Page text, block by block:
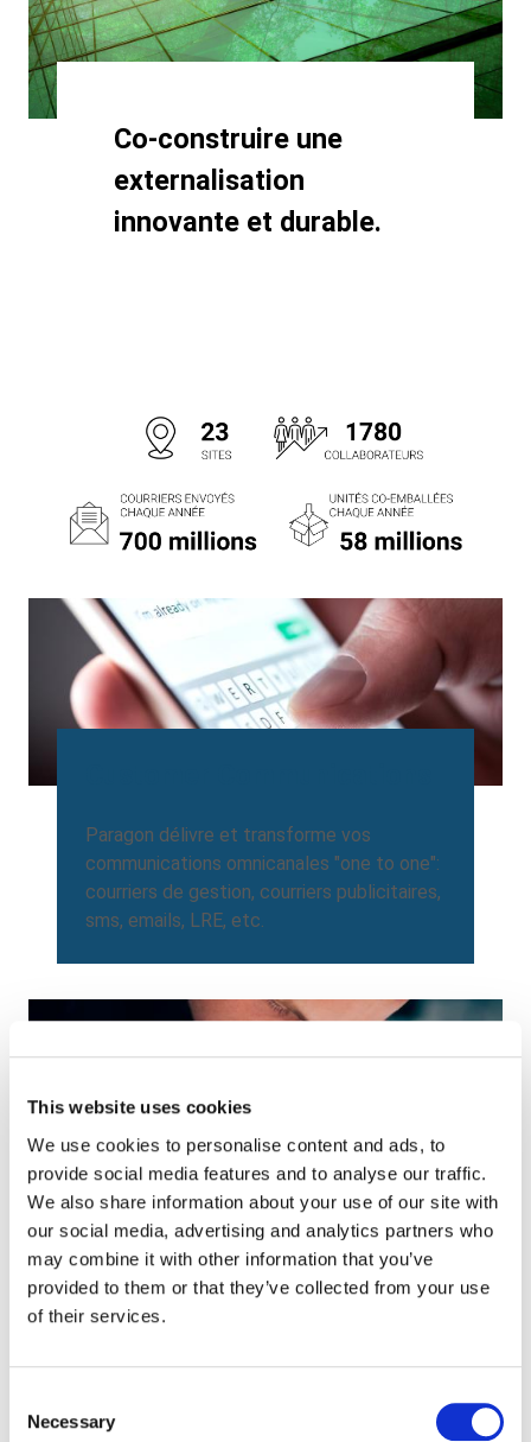
This website uses cookies
We use cookies to personalise content and ads, to
provide social media features and to analyse our traffic.
We also share information about your use of our site with
our social media, advertising and analytics partners who
may combine it with other information that you’ve
provided to them or that they’ve collected from your use
of their services.
Selection
Necessary
Heading
Co-construire une
externalisation
innovante et durable.
Paragon délivre et transforme vos
communications omnicanales "one to one":
courriers de gestion, courriers publicitaires,
sms, emails, LRE, etc.
Print Solutions
Paragon sécurise et transforme la chaine
d’approvisionnement de vos documents
administratifs, stratégiques et sécuritaires.